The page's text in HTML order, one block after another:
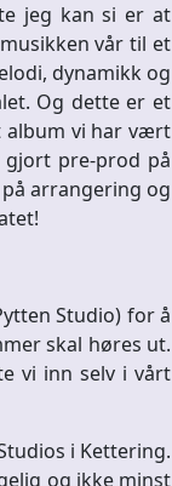
jeg kan si er at
vår til et
dynamikk og
Og dette er et
album vi har vært
pre-prod på
arrangering og
Studio) for å
skal høres ut.
vi inn selv i vårt
i Kettering.
og ikke minst